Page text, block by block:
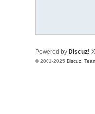
Powered by Discuz!
© 2001-2025 Discuz!